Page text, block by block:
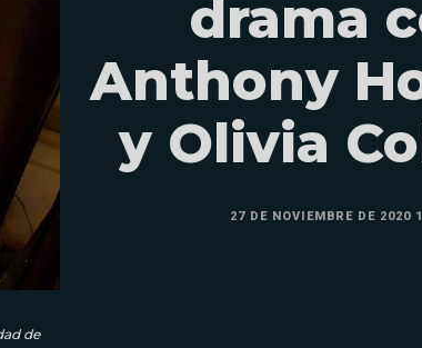
de
drama
Anthony
y Olivia
27 DE NOVIEMBRE DE 2020